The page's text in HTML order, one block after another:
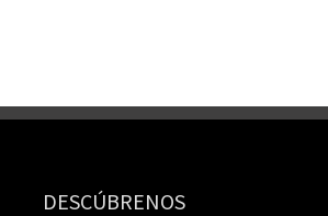
DESCÚBRENOS